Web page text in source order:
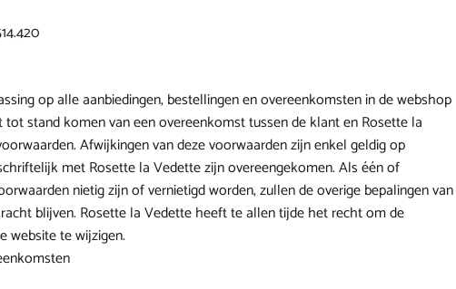
op alle aanbiedingen, bestellingen en overeenkomsten in de webshop
stand komen van een overeenkomst tussen de klant en Rosette la
Afwijkingen van deze voorwaarden zijn enkel geldig op
met Rosette la Vedette zijn overeengekomen. Als één of
nietig zijn of vernietigd worden, zullen de overige bepalingen van
blijven. Rosette la Vedette heeft te allen tijde het recht om de
website te wijzigen.